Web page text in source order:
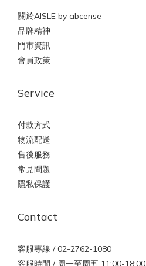
關於AISLE by abcense
品牌精神
門市資訊
會員政策
Service
付款方式
物流配送
售後服務
常見問題
隱私保護
Contact
客服專線 / 02-2762-1080
客服時間 / 周一至周五 11:00-18:00